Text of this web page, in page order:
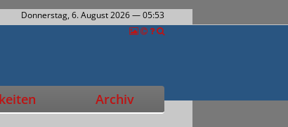
Donnerstag, 6. August 2026— 05:53
Archiv